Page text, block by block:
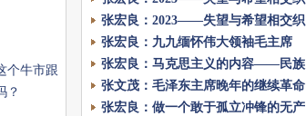
个牛市跟
？
集）
的一年（下）
张宏良：2023——失望与希望相交织
的一年
张宏良：九九缅怀伟大领袖毛主席
张宏良：马克思主义的内容——民族
复兴网网络大讲堂第十四期
张文茂：毛泽东主席晚年的继续革命
理论恰恰是最辉煌的思想理论
张宏良：做一个敢于孤立冲锋的无产